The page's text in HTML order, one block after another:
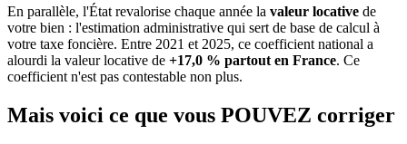
En parallèle, l'État revalorise chaque année la valeur locative de
votre bien : l'estimation administrative qui sert de base de calcul à
votre taxe foncière. Entre 2021 et 2025, ce coefficient national a
alourdi la valeur locative de +17,0 % partout en France. Ce
coefficient n'est pas contestable non plus.
Mais voici ce que vous POUVEZ corriger